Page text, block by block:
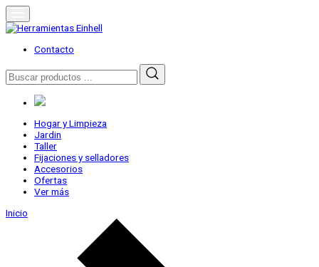
Skip
to
content
Herramientas Einhell
Distribuidor Oficial
Contacto
Buscar
por:
Hogar y Limpieza
Jardin
Taller
Fijaciones y selladores
Accesorios
Ofertas
Ver más
Inicio